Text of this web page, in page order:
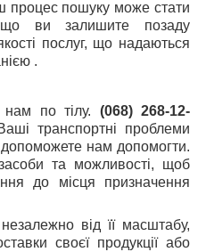
процес пошуку може стати
ви залишите позаду
послуг, що надаються
.
по тілу. (068) 268-12-
транспортні проблеми
допоможете нам допомогти.
та можливості, щоб
до місця призначення
від її масштабу,
своєї продукції або